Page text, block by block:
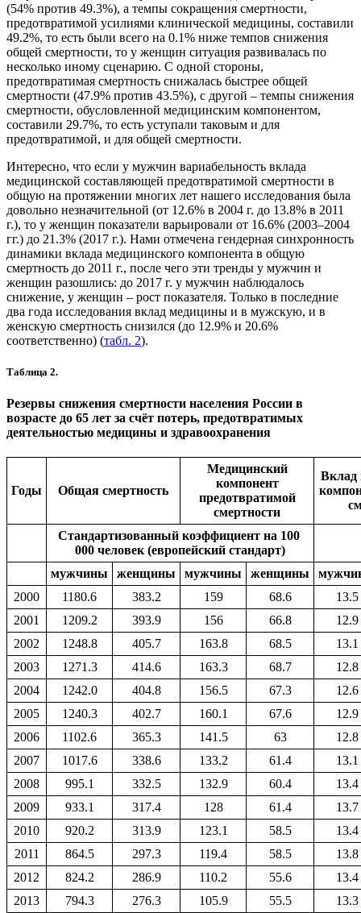
(54% против 49.3%), а темпы сокращения смертности,
предотвратимой усилиями клинической медицины, составили
49.2%, то есть были всего на 0.1% ниже темпов снижения
общей смертности, то у женщин ситуация развивалась по
несколько иному сценарию. С одной стороны,
предотвратимая смертность снижалась быстрее общей
смертности (47.9% против 43.5%), с другой – темпы снижения
смертности, обусловленной медицинским компонентом,
составили 29.7%, то есть уступали таковым и для
предотвратимой, и для общей смертности.
Интересно, что если у мужчин вариабельность вклада
медицинской составляющей предотвратимой смертности в
общую на протяжении многих лет нашего исследования была
довольно незначительной (от 12.6% в 2004 г. до 13.8% в 2011
г.), то у женщин показатели варьировали от 16.6% (2003–2004
гг.) до 21.3% (2017 г.). Нами отмечена гендерная синхронность
динамики вклада медицинского компонента в общую
смертность до 2011 г., после чего эти тренды у мужчин и
женщин разошлись: до 2017 г. у мужчин наблюдалось
снижение, у женщин – рост показателя. Только в последние
два года исследования вклад медицины и в мужскую, и в
женскую смертность снизился (до 12.9% и 20.6%
соответственно) (табл. 2).
Таблица 2.
Резервы снижения смертности населения России в
возрасте до 65 лет за счёт потерь, предотвратимых
деятельностью медицины и здравоохранения
Годы Общая смертность
Медицинский
компонент
предотвратимой
смертности
Вклад
Стандартизованный коэффициент на 100
000 человек (европейский стандарт)
мужчины
женщины мужчины женщины
2000
1180.6 383.2 159 68.6
13.5
2001
1209.2 393.9 156 66.8
12.9
2002
1248.8 405.7 163.8 68.5
13.1
2003
1271.3 414.6 163.3 68.7
12.8
2004
1242.0 404.8 156.5 67.3
12.6
2005
1240.3 402.7 160.1 67.6
12.9
2006
1102.6 365.3 141.5 63
12.8
2007
1017.6 338.6 133.2 61.4
13.1
2008
995.1 332.5 132.9 60.4
13.4
2009
933.1 317.4 128 61.4
13.7
2010
920.2 313.9 123.1 58.5
13.4
2011
864.5 297.3 119.4 58.5
13.8
2012
824.2 286.9 110.2 55.6
13.4
2013
794.3 276.3 105.9 55.5
13.3